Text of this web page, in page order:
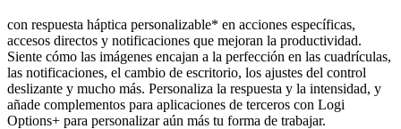
con respuesta háptica personalizable* en acciones específicas,
accesos directos y notificaciones que mejoran la productividad.
Siente cómo las imágenes encajan a la perfección en las cuadrículas,
las notificaciones, el cambio de escritorio, los ajustes del control
deslizante y mucho más. Personaliza la respuesta y la intensidad, y
añade complementos para aplicaciones de terceros con Logi
Options+ para personalizar aún más tu forma de trabajar.